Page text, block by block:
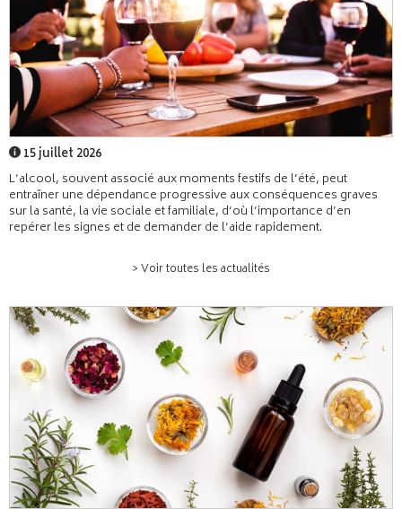
15 juillet 2026
L’alcool, souvent associé aux moments festifs de l’été, peut
entraîner une dépendance progressive aux conséquences graves
sur la santé, la vie sociale et familiale, d’où l’importance d’en
repérer les signes et de demander de l’aide rapidement.
> Voir toutes les actualités